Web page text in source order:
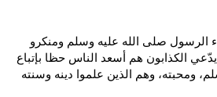
الرسول صلى الله عليه وسلم ومنكرو
الكذابون هم أسعد الناس حظا بإتباع
ومحبته، وهم الذين علموا دينه وسنته